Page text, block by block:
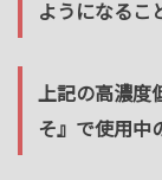
ようになるこ
上記の高濃度
そ』で使用中